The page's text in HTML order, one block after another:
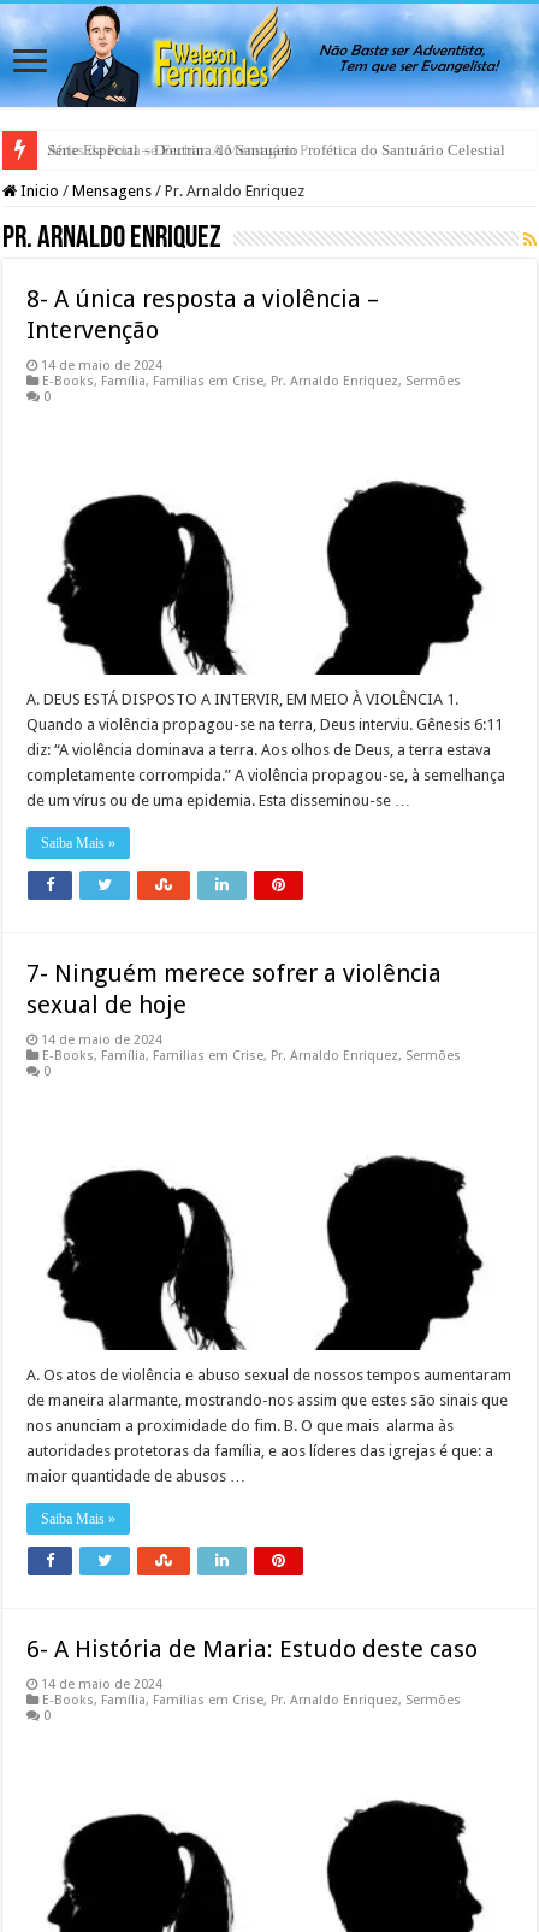
Antes da Porta se Fechar: A Mensagem Profética do Santuário Celestial
Inicio / Mensagens / Pr. Arnaldo Enriquez
Pr. Arnaldo Enriquez
8- A única resposta a violência –
Intervenção
14 de maio de 2024
E-Books, Família, Familias em Crise, Pr. Arnaldo Enriquez, Sermões
0
A. DEUS ESTÁ DISPOSTO A INTERVIR, EM MEIO À VIOLÊNCIA 1.
Quando a violência propagou-se na terra, Deus interviu. Gênesis 6:11
diz: “A violência dominava a terra. Aos olhos de Deus, a terra estava
completamente corrompida.” A violência propagou-se, à semelhança
de um vírus ou de uma epidemia. Esta disseminou-se …
Saiba Mais »
7- Ninguém merece sofrer a violência
sexual de hoje
14 de maio de 2024
E-Books, Família, Familias em Crise, Pr. Arnaldo Enriquez, Sermões
0
A. Os atos de violência e abuso sexual de nossos tempos aumentaram
de maneira alarmante, mostrando-nos assim que estes são sinais que
nos anunciam a proximidade do fim. B. O que mais alarma às
autoridades protetoras da família, e aos líderes das igrejas é que: a
maior quantidade de abusos …
Saiba Mais »
6- A História de Maria: Estudo deste caso
14 de maio de 2024
E-Books, Família, Familias em Crise, Pr. Arnaldo Enriquez, Sermões
0